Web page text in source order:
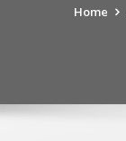
Home